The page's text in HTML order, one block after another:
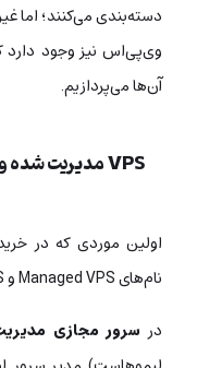
دسته‌بندی می‌کنند؛ اما
وی‌پی‌اس نیز وجود
آن‌ها می‌پردازیم.
VPS مدیریت شده و VPS مدیریت نشده
نام‌های Managed VPS و Unmanaged VPS است.
درسرور مجازی